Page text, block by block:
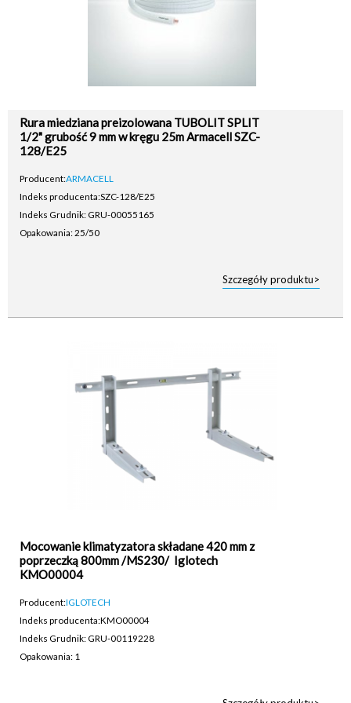
Rura miedziana preizolowana TUBOLIT SPLIT
1/2" grubość 9 mm w kręgu 25m Armacell SZC-
128/E25
Producent:ARMACELL
Indeks producenta:SZC-128/E25
Indeks Grudnik: GRU-00055165
Opakowania: 25/50
Szczegóły produktu>
Mocowanie klimatyzatora składane 420 mm z
poprzeczką 800mm /MS230/ Iglotech
KMO00004
Producent:IGLOTECH
Indeks producenta:KMO00004
Indeks Grudnik: GRU-00119228
Opakowania: 1